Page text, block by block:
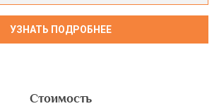
Стоимость